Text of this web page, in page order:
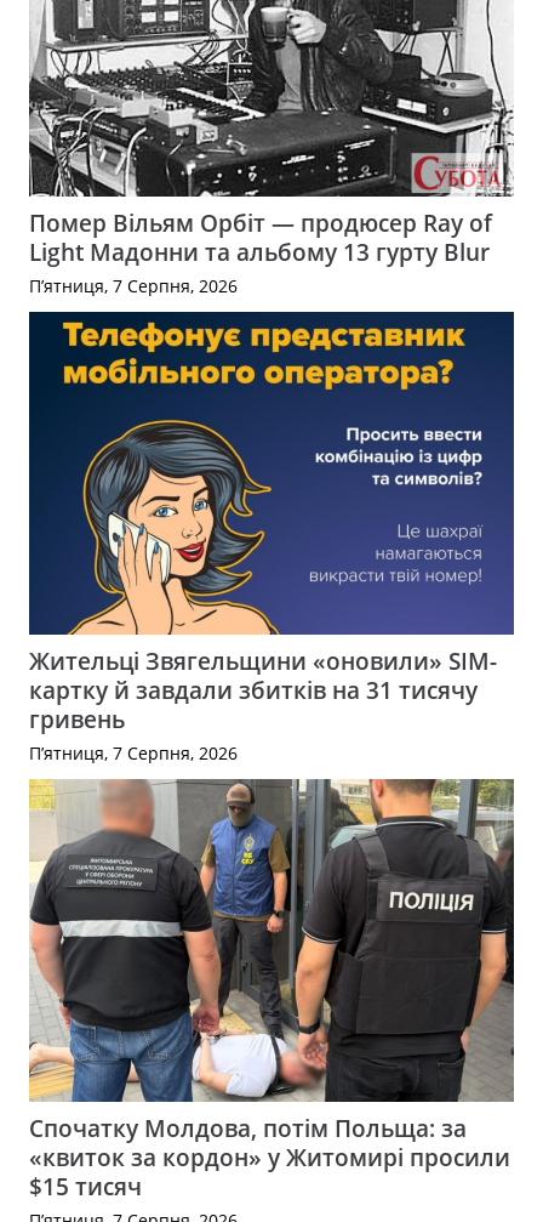
Помер Вільям Орбіт — продюсер Ray of
Light Мадонни та альбому 13 гурту Blur
П’ятниця, 7 Серпня, 2026
Жительці Звягельщини «оновили» SIM-
картку й завдали збитків на 31 тисячу
гривень
П’ятниця, 7 Серпня, 2026
Спочатку Молдова, потім Польща: за
«квиток за кордон» у Житомирі просили
$15 тисяч